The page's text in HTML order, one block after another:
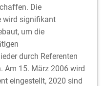
Die
wird signifikant
um die
durch Referenten
Am 15. März 2006 wird
eingestellt, 2020 sind